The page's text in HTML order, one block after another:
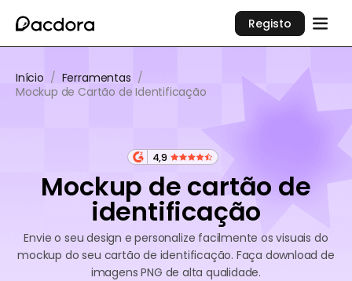
Registo
Início / Ferramentas /
Mockup de Cartão de Identificação
4,9
Mockup de cartão de
identificação
Envie o seu design e personalize facilmente os visuais do
mockup do seu cartão de identificação. Faça download de
imagens PNG de alta qualidade.